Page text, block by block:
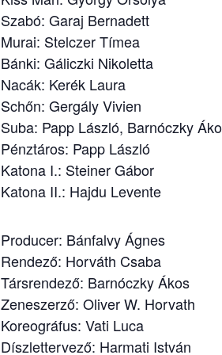
Szabó: Garaj Bernadett
Murai: Stelczer Tímea
Bánki: Gáliczki Nikoletta
Nacák: Kerék Laura
Schőn: Gergály Vivien
Suba: Papp László, Barnóczky
Pénztáros: Papp László
Katona I.: Steiner Gábor
Katona II.: Hajdu Levente
Producer: Bánfalvy Ágnes
Rendező: Horváth Csaba
Társrendező: Barnóczky Ákos
Zeneszerző: Oliver W. Horvath
Koreográfus: Vati Luca
Díszlettervező: Harmati István